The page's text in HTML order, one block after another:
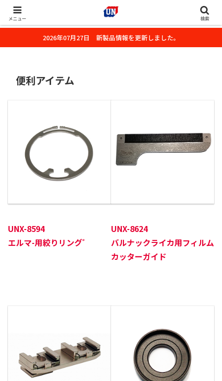
株式会社ユーエヌのオフィシャルホームページです。デジタルカメラ・カメ
ラ・水中撮影用の撮影アクセサリーのご紹介をいたします。
2026年07月27日 新製品情報を更新しました。
便利アイテム
UNX-8594
エルマ-用絞りリングﾞ
UNX-8624
バルナックライカ用フィルム
カッターガイド
メニュー 検索